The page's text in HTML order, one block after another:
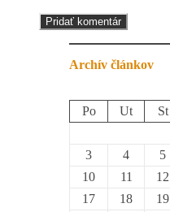
Archív článkov
Po
Ut St
3
4 5
10
11 12
17
18 19